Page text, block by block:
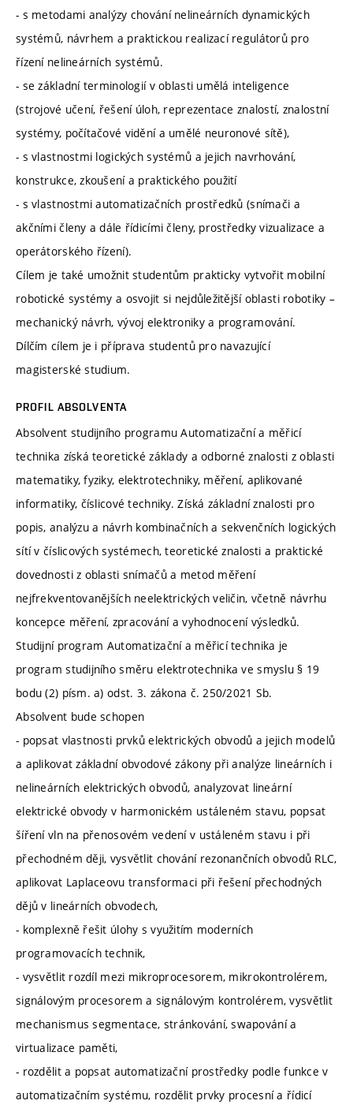
- s metodami analýzy chování nelineárních dynamických
systémů, návrhem a praktickou realizací regulátorů pro
řízení nelineárních systémů.
- se základní terminologií v oblasti umělá inteligence
(strojové učení, řešení úloh, reprezentace znalostí, znalostní
systémy, počítačové vidění a umělé neuronové sítě),
- s vlastnostmi logických systémů a jejich navrhování,
konstrukce, zkoušení a praktického použití
- s vlastnostmi automatizačních prostředků (snímači a
akčními členy a dále řídicími členy, prostředky vizualizace a
operátorského řízení).
Cílem je také umožnit studentům prakticky vytvořit mobilní
robotické systémy a osvojit si nejdůležitější oblasti robotiky –
mechanický návrh, vývoj elektroniky a programování.
Dílčím cílem je i příprava studentů pro navazující
magisterské studium.
PROFIL ABSOLVENTA
Absolvent studijního programu Automatizační a měřicí
technika získá teoretické základy a odborné znalosti z oblasti
matematiky, fyziky, elektrotechniky, měření, aplikované
informatiky, číslicové techniky. Získá základní znalosti pro
popis, analýzu a návrh kombinačních a sekvenčních logických
sítí v číslicových systémech, teoretické znalosti a praktické
dovednosti z oblasti snímačů a metod měření
nejfrekventovanějších neelektrických veličin, včetně návrhu
koncepce měření, zpracování a vyhodnocení výsledků.
Studijní program Automatizační a měřicí technika je
program studijního směru elektrotechnika ve smyslu § 19
bodu (2) písm. a) odst. 3. zákona č. 250/2021 Sb.
Absolvent bude schopen
- popsat vlastnosti prvků elektrických obvodů a jejich modelů
a aplikovat základní obvodové zákony při analýze lineárních i
nelineárních elektrických obvodů, analyzovat lineární
elektrické obvody v harmonickém ustáleném stavu, popsat
šíření vln na přenosovém vedení v ustáleném stavu i při
přechodném ději, vysvětlit chování rezonančních obvodů RLC,
aplikovat Laplaceovu transformaci při řešení přechodných
dějů v lineárních obvodech,
- komplexně řešit úlohy s využitím moderních
programovacích technik,
- vysvětlit rozdíl mezi mikroprocesorem, mikrokontrolérem,
signálovým procesorem a signálovým kontrolérem, vysvětlit
mechanismus segmentace, stránkování, swapování a
virtualizace paměti,
- rozdělit a popsat automatizační prostředky podle funkce v
automatizačním systému, rozdělit prvky procesní a řídicí